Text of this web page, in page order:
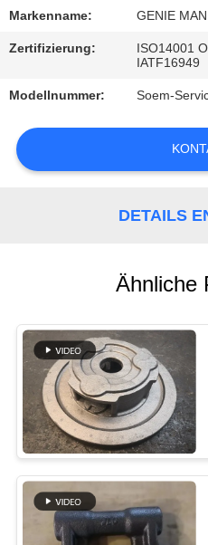
MIT
UNS
IN
VERBINDUNG
FORDERN
SIE
EIN
ZITAT
SITEMAP
PRIVACY
POLICY
Markenname: GENIE
Zertifizierung:
ISO14001
IATF16949
Modellnummer: Soem-
DETAILS
Ähnliche